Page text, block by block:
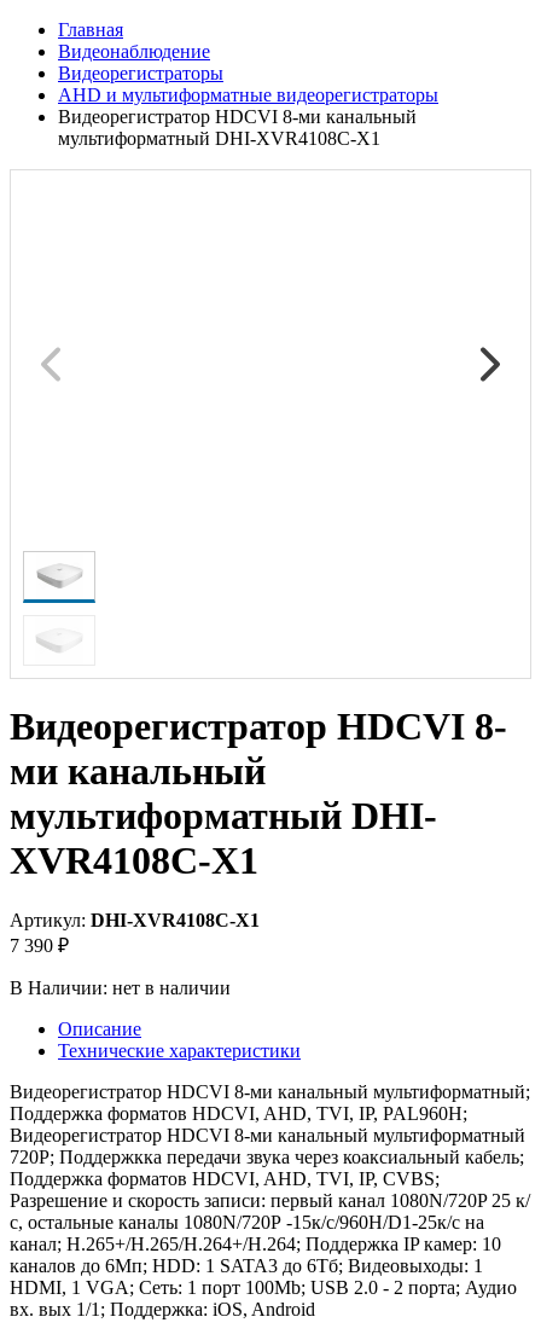
Главная
Видеонаблюдение
Видеорегистраторы
AHD и мультиформатные видеорегистраторы
Видеорегистратор HDCVI 8-ми канальный
мультиформатный DHI-XVR4108C-X1
Видеорегистратор HDCVI 8-
ми канальный
мультиформатный DHI-
XVR4108C-X1
Артикул: DHI-XVR4108C-X1
7 390 ₽
В Наличии: нет в наличии
Описание
Технические характеристики
Видеорегистратор HDCVI 8-ми канальный мультиформатный;
Поддержка форматов HDCVI, AHD, TVI, IP, PAL960H;
Видеорегистратор HDCVI 8-ми канальный мультиформатный
720P; Поддержкка передачи звука через коаксиальный кабель;
Поддержка форматов HDCVI, AHD, TVI, IP, CVBS;
Разрешение и скорость записи: первый канал 1080N/720P 25 к/
с, остальные каналы 1080N/720Р -15к/с/960H/D1-25к/с на
канал; H.265+/H.265/H.264+/H.264; Поддержка IP камер: 10
каналов до 6Мп; HDD: 1 SATA3 до 6Тб; Видеовыходы: 1
HDMI, 1 VGA; Сеть: 1 порт 100Mb; USB 2.0 - 2 порта; Аудио
вх. вых 1/1; Поддержка: iOS, Android